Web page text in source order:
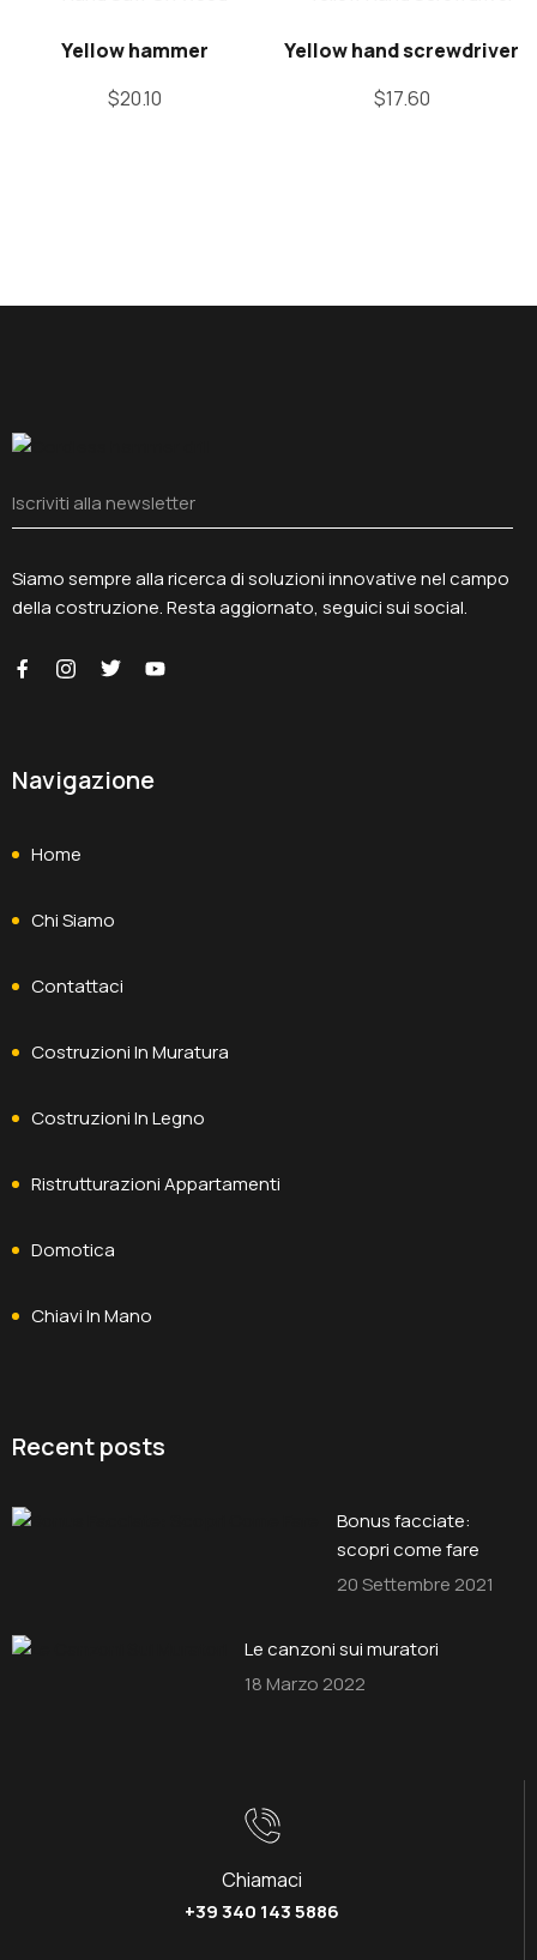
Yellow hammer
$20.10
Yellow hand screwdriver
$17.60
Siamo sempre alla ricerca di soluzioni innovative nel campo
della costruzione. Resta aggiornato, seguici sui social.
Navigazione
Home
Chi Siamo
Contattaci
Costruzioni In Muratura
Costruzioni In Legno
Ristrutturazioni Appartamenti
Domotica
Chiavi In Mano
Recent posts
Bonus facciate:
scopri come fare
20 Settembre 2021
Le canzoni sui muratori
18 Marzo 2022
Chiamaci
+39 340 143 5886